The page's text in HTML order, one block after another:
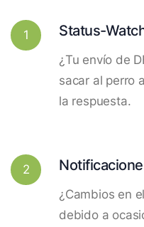
1 Status-
¿Tu envío de
sacar al perro
la respuesta.
2
¿Cambios en
debido a